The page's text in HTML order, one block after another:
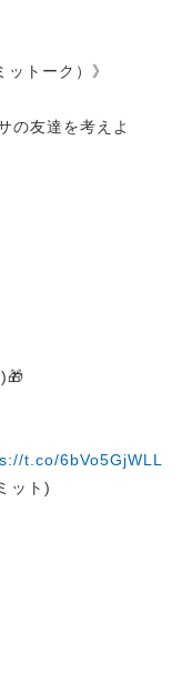
トーク）》
の友達を考えよ
t.co/6bVo5GjWLL
ット)